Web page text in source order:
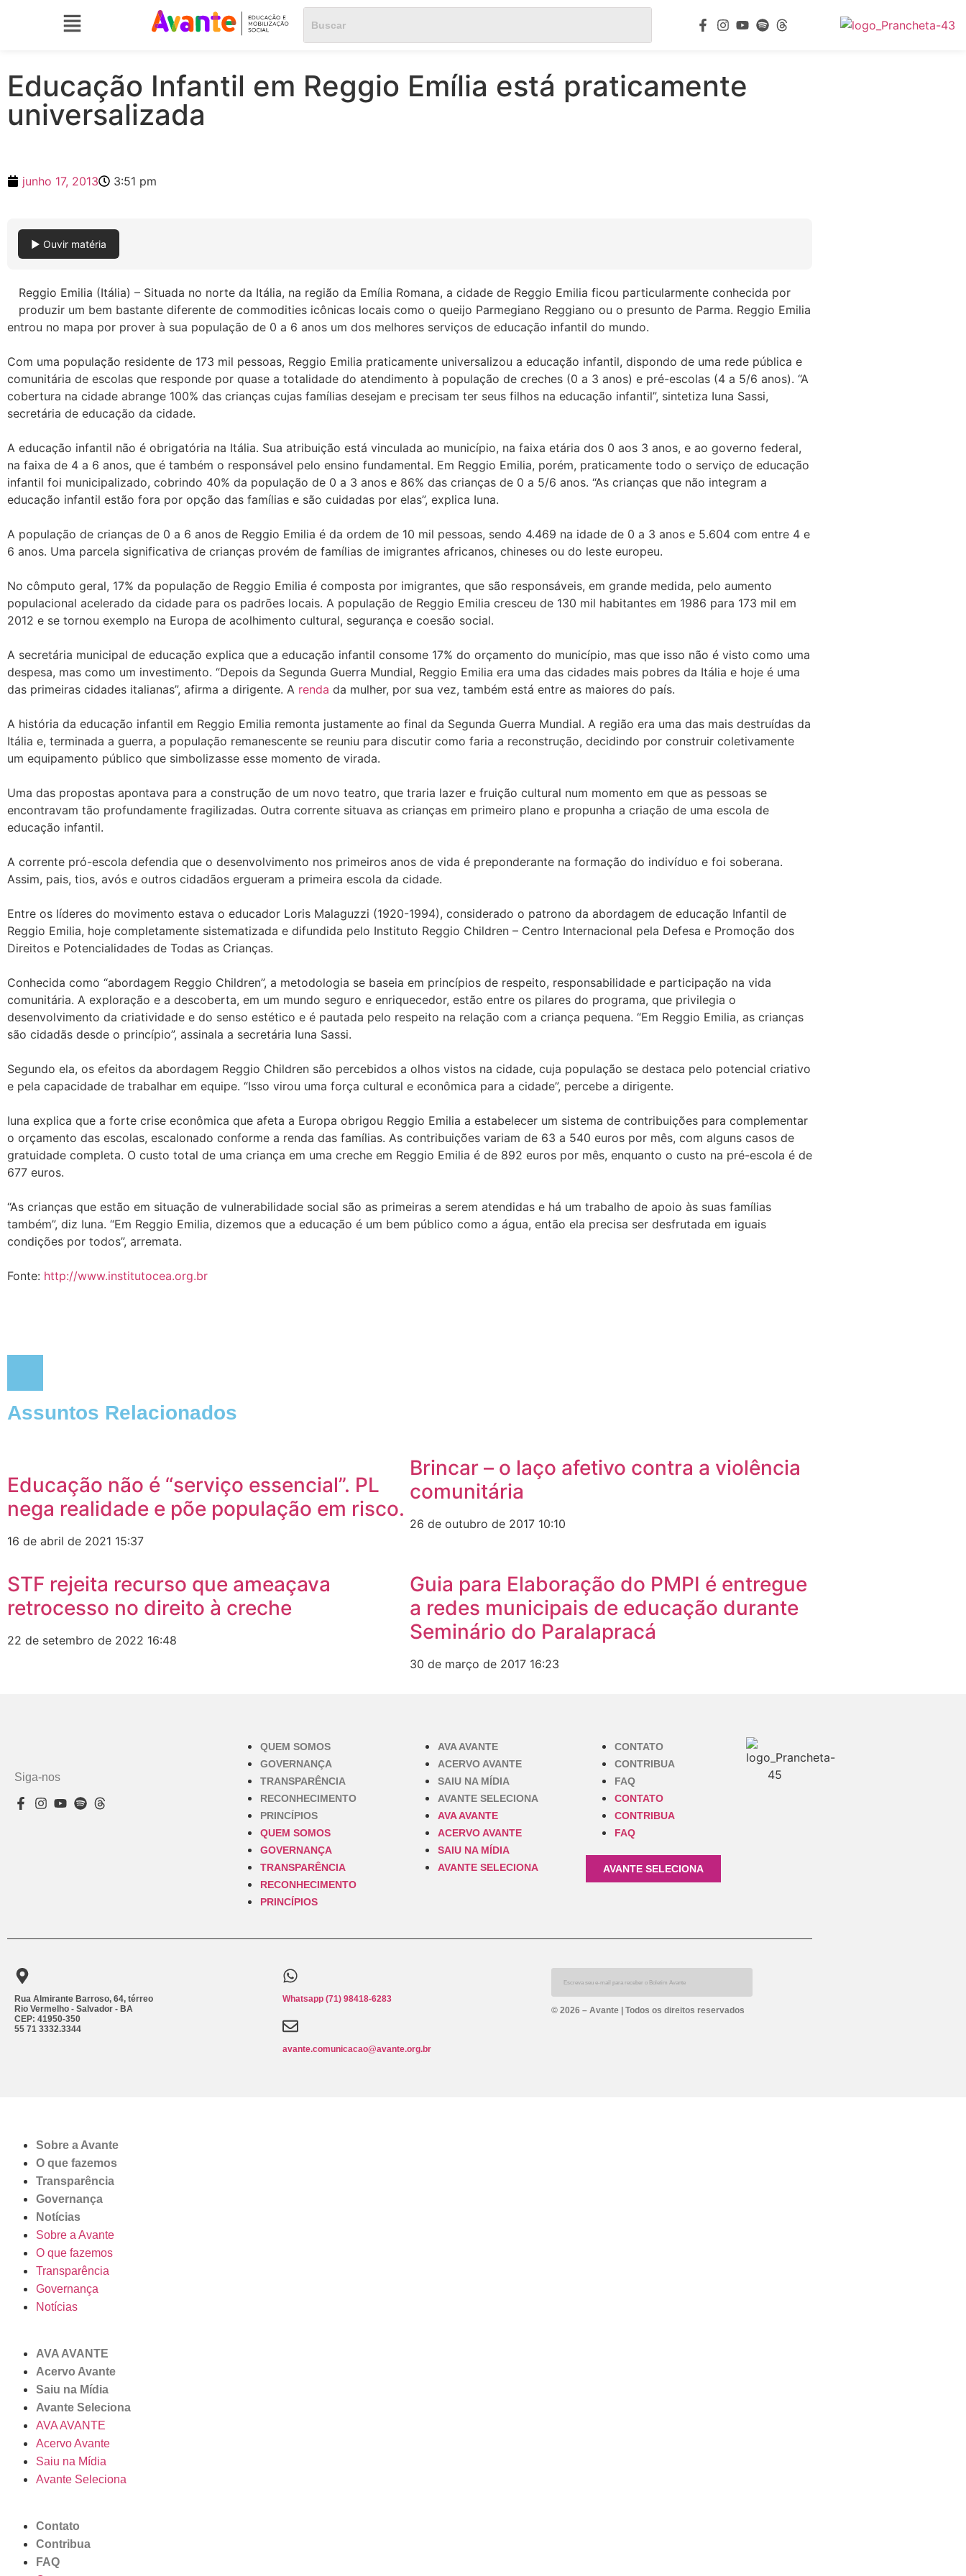
Educação Infantil em Reggio Emília está praticamente
universalizada
junho 17, 2013 3:51 pm
▶ Ouvir matéria
Reggio Emilia (Itália) – Situada no norte da Itália, na região da Emília Romana, a cidade de Reggio Emilia ficou particularmente conhecida por
produzir um bem bastante diferente de commodities icônicas locais como o queijo Parmegiano Reggiano ou o presunto de Parma. Reggio Emilia
entrou no mapa por prover à sua população de 0 a 6 anos um dos melhores serviços de educação infantil do mundo.
Com uma população residente de 173 mil pessoas, Reggio Emilia praticamente universalizou a educação infantil, dispondo de uma rede pública e
comunitária de escolas que responde por quase a totalidade do atendimento à população de creches (0 a 3 anos) e pré-escolas (4 a 5/6 anos). “A
cobertura na cidade abrange 100% das crianças cujas famílias desejam e precisam ter seus filhos na educação infantil”, sintetiza Iuna Sassi,
secretária de educação da cidade.
A educação infantil não é obrigatória na Itália. Sua atribuição está vinculada ao município, na faixa etária dos 0 aos 3 anos, e ao governo federal,
na faixa de 4 a 6 anos, que é também o responsável pelo ensino fundamental. Em Reggio Emilia, porém, praticamente todo o serviço de educação
infantil foi municipalizado, cobrindo 40% da população de 0 a 3 anos e 86% das crianças de 0 a 5/6 anos. “As crianças que não integram a
educação infantil estão fora por opção das famílias e são cuidadas por elas”, explica Iuna.
A população de crianças de 0 a 6 anos de Reggio Emilia é da ordem de 10 mil pessoas, sendo 4.469 na idade de 0 a 3 anos e 5.604 com entre 4 e
6 anos. Uma parcela significativa de crianças provém de famílias de imigrantes africanos, chineses ou do leste europeu.
No cômputo geral, 17% da população de Reggio Emilia é composta por imigrantes, que são responsáveis, em grande medida, pelo aumento
populacional acelerado da cidade para os padrões locais. A população de Reggio Emilia cresceu de 130 mil habitantes em 1986 para 173 mil em
2012 e se tornou exemplo na Europa de acolhimento cultural, segurança e coesão social.
A secretária municipal de educação explica que a educação infantil consome 17% do orçamento do município, mas que isso não é visto como uma
despesa, mas como um investimento. “Depois da Segunda Guerra Mundial, Reggio Emilia era uma das cidades mais pobres da Itália e hoje é uma
das primeiras cidades italianas”, afirma a dirigente. A renda da mulher, por sua vez, também está entre as maiores do país.
A história da educação infantil em Reggio Emilia remonta justamente ao final da Segunda Guerra Mundial. A região era uma das mais destruídas da
Itália e, terminada a guerra, a população remanescente se reuniu para discutir como faria a reconstrução, decidindo por construir coletivamente
um equipamento público que simbolizasse esse momento de virada.
Uma das propostas apontava para a construção de um novo teatro, que traria lazer e fruição cultural num momento em que as pessoas se
encontravam tão profundamente fragilizadas. Outra corrente situava as crianças em primeiro plano e propunha a criação de uma escola de
educação infantil.
A corrente pró-escola defendia que o desenvolvimento nos primeiros anos de vida é preponderante na formação do indivíduo e foi soberana.
Assim, pais, tios, avós e outros cidadãos ergueram a primeira escola da cidade.
Entre os líderes do movimento estava o educador Loris Malaguzzi (1920-1994), considerado o patrono da abordagem de educação Infantil de
Reggio Emilia, hoje completamente sistematizada e difundida pelo Instituto Reggio Children – Centro Internacional pela Defesa e Promoção dos
Direitos e Potencialidades de Todas as Crianças.
Conhecida como “abordagem Reggio Children”, a metodologia se baseia em princípios de respeito, responsabilidade e participação na vida
comunitária. A exploração e a descoberta, em um mundo seguro e enriquecedor, estão entre os pilares do programa, que privilegia o
desenvolvimento da criatividade e do senso estético e é pautada pelo respeito na relação com a criança pequena. “Em Reggio Emilia, as crianças
são cidadãs desde o princípio”, assinala a secretária Iuna Sassi.
Segundo ela, os efeitos da abordagem Reggio Children são percebidos a olhos vistos na cidade, cuja população se destaca pelo potencial criativo
e pela capacidade de trabalhar em equipe. “Isso virou uma força cultural e econômica para a cidade”, percebe a dirigente.
Iuna explica que a forte crise econômica que afeta a Europa obrigou Reggio Emilia a estabelecer um sistema de contribuições para complementar
o orçamento das escolas, escalonado conforme a renda das famílias. As contribuições variam de 63 a 540 euros por mês, com alguns casos de
gratuidade completa. O custo total de uma criança em uma creche em Reggio Emilia é de 892 euros por mês, enquanto o custo na pré-escola é de
677 euros.
“As crianças que estão em situação de vulnerabilidade social são as primeiras a serem atendidas e há um trabalho de apoio às suas famílias
também”, diz Iuna. “Em Reggio Emilia, dizemos que a educação é um bem público como a água, então ela precisa ser desfrutada em iguais
condições por todos”, arremata.
Fonte: http://www.institutocea.org.br
Assuntos Relacionados
Educação não é “serviço essencial”. PL
nega realidade e põe população em risco.
16 de abril de 2021 15:37
Brincar – o laço afetivo contra a violência
comunitária
26 de outubro de 2017 10:10
STF rejeita recurso que ameaçava
retrocesso no direito à creche
22 de setembro de 2022 16:48
Guia para Elaboração do PMPI é entregue
a redes municipais de educação durante
Seminário do Paralapracá
30 de março de 2017 16:23
Siga-nos
QUEM SOMOS
GOVERNANÇA
TRANSPARÊNCIA
RECONHECIMENTO
PRINCÍPIOS
QUEM SOMOS
GOVERNANÇA
TRANSPARÊNCIA
RECONHECIMENTO
PRINCÍPIOS
AVA AVANTE
ACERVO AVANTE
SAIU NA MÍDIA
AVANTE SELECIONA
AVA AVANTE
ACERVO AVANTE
SAIU NA MÍDIA
AVANTE SELECIONA
CONTATO
CONTRIBUA
FAQ
CONTATO
CONTRIBUA
FAQ
AVANTE SELECIONA
Rua Almirante Barroso, 64, térreo
Rio Vermelho - Salvador - BA
CEP: 41950-350
55 71 3332.3344
Whatsapp (71) 98418-6283
avante.comunicacao@avante.org.br
© 2026 – Avante | Todos os direitos reservados
Sobre a Avante
O que fazemos
Transparência
Governança
Notícias
Sobre a Avante
O que fazemos
Transparência
Governança
Notícias
AVA AVANTE
Acervo Avante
Saiu na Mídia
Avante Seleciona
AVA AVANTE
Acervo Avante
Saiu na Mídia
Avante Seleciona
Contato
Contribua
FAQ